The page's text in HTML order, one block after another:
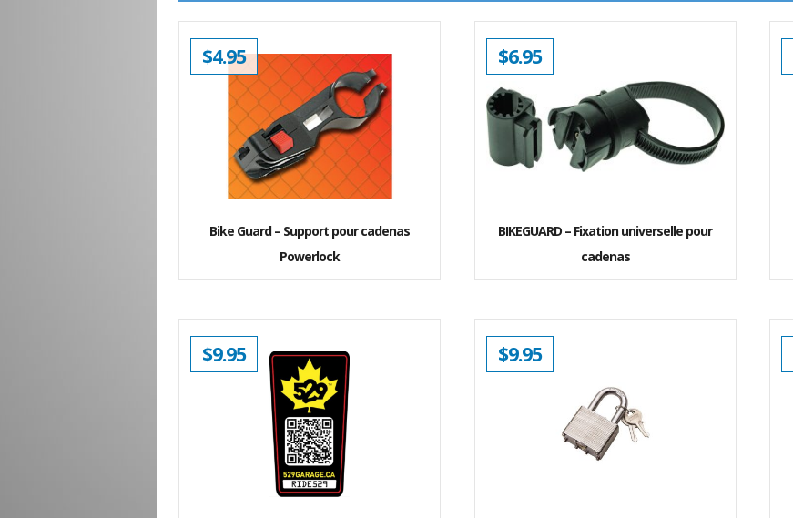
Bike Guard – Support pour cadenas
Powerlock
$4.95
BIKEGUARD – Fixation universelle pour
cadenas
$6.95
$9.95 $9.95